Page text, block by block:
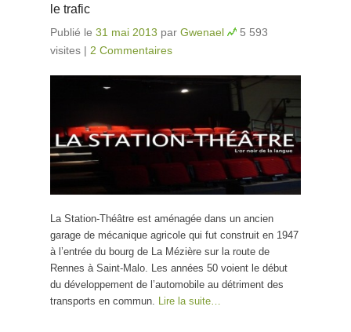
le trafic
Publié le 31 mai 2013 par Gwenael
5 593
visites | 2 Commentaires
La Station-Théâtre est aménagée dans un ancien
garage de mécanique agricole qui fut construit en 1947
à l’entrée du bourg de La Mézière sur la route de
Rennes à Saint-Malo. Les années 50 voient le début
du développement de l’automobile au détriment des
transports en commun.
Lire la suite…